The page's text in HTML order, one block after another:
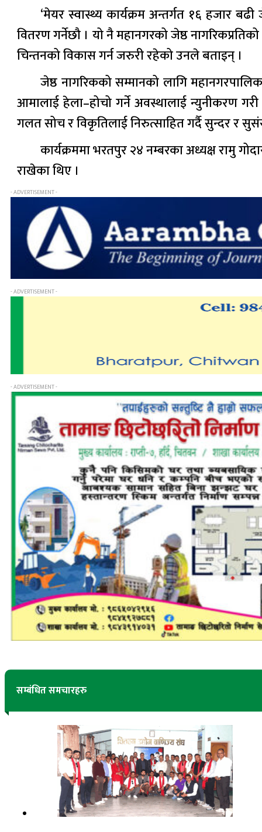
‘मेयर स्वास्थ्य कार्यक्रम अन्तर्गत १६ हजार
वितरण गर्नेछौ । यो नै महानगरको जेष्ठ
चिन्तनको विकास गर्न जरुरी रहेको उनले बताइन् ।
जेष्ठ नागरिकको सम्मानको लागि
आमालाई हेला–होचो गर्ने अवस्थालाई न्युनीकरण
गलत सोच र विकृतिलाई निरुत्साहित गर्दै सुन्दर र
कार्यक्रममा भरतपुर २४ नम्बरका अध्यक्ष रामु
राखेका थिए ।
- ADVERTISEMENT -
- ADVERTISEMENT -
- ADVERTISEMENT -
सम्बंधित समचारहरु